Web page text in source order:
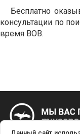
Бесплатно
консультации по
время ВОВ.